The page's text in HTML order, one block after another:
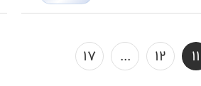
۱۱ ۱۲ ... ۱۷